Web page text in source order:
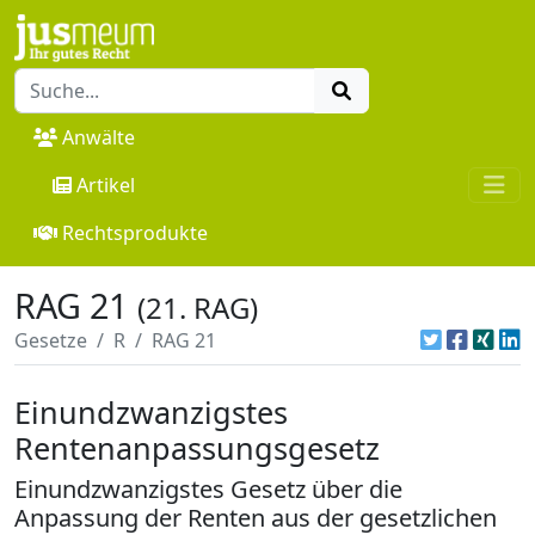
Anwälte
Artikel
Rechtsprodukte
RAG 21 (21. RAG)
Gesetze R RAG 21
Einundzwanzigstes
Rentenanpassungsgesetz
Einundzwanzigstes Gesetz über die
Anpassung der Renten aus der gesetzlichen